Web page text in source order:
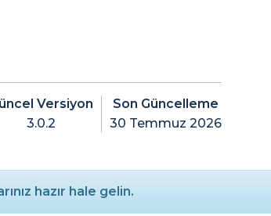
Versiyon
3.0.2
Son Güncelleme
30 Temmuz 2026
hazır hale gelin.